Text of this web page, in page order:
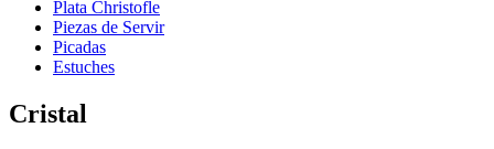
Plata Christofle
Piezas de Servir
Picadas
Estuches
Cristal